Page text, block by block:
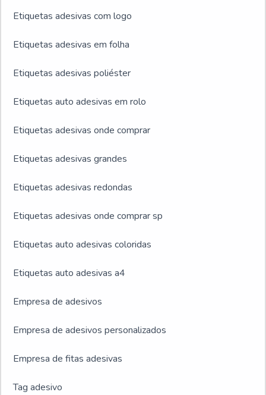
Etiquetas adesivas com logo
Etiquetas adesivas em folha
Etiquetas adesivas poliéster
Etiquetas auto adesivas em rolo
Etiquetas adesivas onde comprar
Etiquetas adesivas grandes
Etiquetas adesivas redondas
Etiquetas adesivas onde comprar sp
Etiquetas auto adesivas coloridas
Etiquetas auto adesivas a4
Empresa de adesivos
Empresa de adesivos personalizados
Empresa de fitas adesivas
Tag adesivo